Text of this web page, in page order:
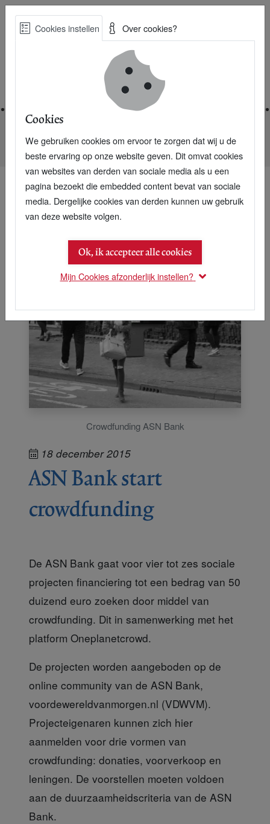
Skip
Best Practices voor een duurzame toekomst
Nieuwsarchief ASN Bank start crowdfunding
Crowdfunding ASN Bank
18 december 2015
ASN Bank start
crowdfunding
De ASN Bank gaat voor vier tot zes sociale
projecten financiering tot een bedrag van 50
duizend euro zoeken door middel van
crowdfunding. Dit in samenwerking met het
platform Oneplanetcrowd.
De projecten worden aangeboden op de
online community van de ASN Bank,
voordewereldvanmorgen.nl (VDWVM).
Projecteigenaren kunnen zich hier
aanmelden voor drie vormen van
crowdfunding: donaties, voorverkoop en
leningen. De voorstellen moeten voldoen
aan de duurzaamheidscriteria van de ASN
Bank.
Cookies instellen Over cookies?
Cookies
We gebruiken cookies om ervoor te zorgen dat wij u de
beste ervaring op onze website geven. Dit omvat cookies
van websites van derden van sociale media als u een
pagina bezoekt die embedded content bevat van sociale
media. Dergelijke cookies van derden kunnen uw gebruik
van deze website volgen.
Ok, ik accepteer alle cookies
Mijn Cookies afzonderlijk instellen?